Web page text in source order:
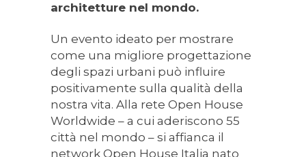
architetture nel mondo.
Un evento ideato per mostrare
come una migliore progettazione
degli spazi urbani può influire
positivamente sulla qualità della
nostra vita. Alla rete Open House
Worldwide – a cui aderiscono 55
città nel mondo – si affianca il
network Open House Italia nato